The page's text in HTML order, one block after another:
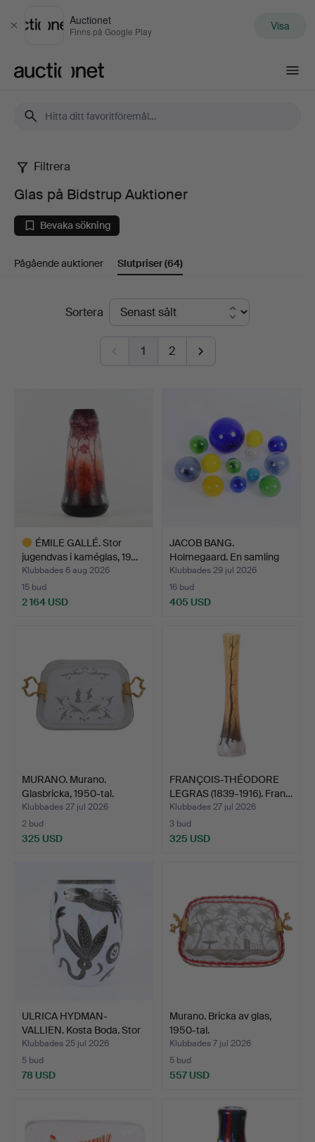
Stäng
Auctionet
Finns på Google Play Visa
Glas
på
Bidstrup
Auktioner
Filtrera
Glas på Bidstrup Auktioner
Bevaka sökning
Pågående auktioner Slutpriser(64)
SlutpriserSortera
1 2
ÉMILE GALLÉ. Stor
jugendvas i kaméglas, 19…
Klubbades 6 aug 2026
15 bud
2 164 USD
JACOB BANG.
Holmegaard. En samling
"fiskek…
Klubbades 29 jul 2026
16 bud
405 USD
MURANO. Murano.
Glasbricka, 1950-tal.
Klubbades 27 jul 2026
2 bud
325 USD
FRANÇOIS-THÉODORE
LEGRAS (1839-1916). Fran…
Klubbades 27 jul 2026
3 bud
325 USD
ULRICA HYDMAN-
VALLIEN. Kosta Boda. Stor
va…
Klubbades 25 jul 2026
5 bud
78 USD
Murano. Bricka av glas,
1950-tal.
Klubbades 7 jul 2026
5 bud
557 USD